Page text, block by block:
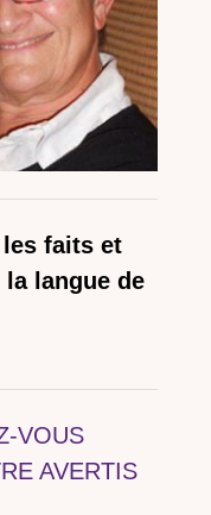
faits et
la langue de
VOUS
AVERTIS